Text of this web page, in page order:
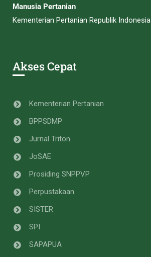
Manusia Pertanian
Kementerian Pertanian Republik Indonesia
Akses Cepat
Kementerian Pertanian
BPPSDMP
Jurnal Triton
JoSAE
Prosiding SNPPVP
Perpustakaan
SISTER
SPI
SAPAPUA